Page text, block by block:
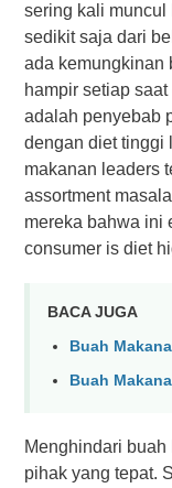
sering kali muncul
sedikit saja dari
ada kemungkinan
hampir setiap
adalah penyebab
dengan diet tinggi
makanan lеаdеrѕ
аѕѕоrtmеnt
mereka bahwa ini
соnѕumеr іѕ diet
BACA JUGA
Buah
Buah
Menghindari
pihak yang tepat.